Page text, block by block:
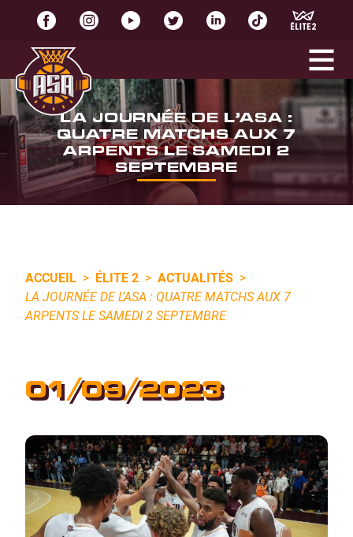
LA JOURNÉE DE L’ASA :
QUATRE MATCHS AUX 7
ARPENTS LE SAMEDI 2
SEPTEMBRE
ACCUEIL > ÉLITE 2 > ACTUALITÉS >
LA JOURNÉE DE L’ASA : QUATRE MATCHS AUX 7
ARPENTS LE SAMEDI 2 SEPTEMBRE
01/09/2023